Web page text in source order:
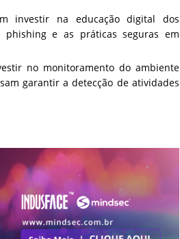
investir na educação digital dos
phishing e as práticas seguras em
no monitoramento do ambiente
garantir a detecção de atividades